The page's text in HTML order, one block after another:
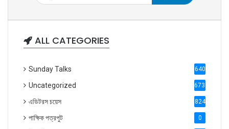
ALL CATEGORIES
Sunday Talks 640
Uncategorized 6738
এডিটরস চয়েস 824
পাক্ষিক পত্রপুট 0